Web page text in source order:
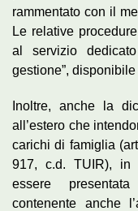
rammentato con il
Le relative
al servizio
gestione”,
Inoltre, anche la
all’estero che
carichi di famiglia
917, c.d. TUIR), in
essere
contenente anche